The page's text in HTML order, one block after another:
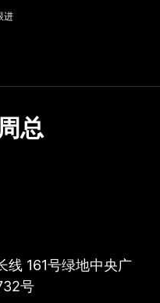
进
总
线 161号绿地中央广
号